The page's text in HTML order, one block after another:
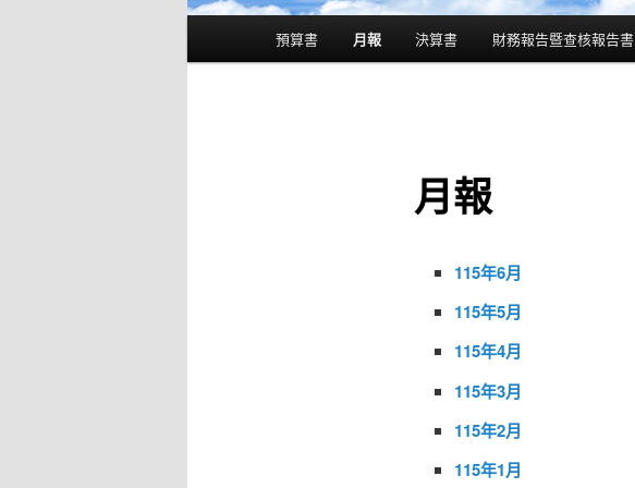
預算書 月報 決算書 財務報告暨查核報告書
月報
115年6月
115年5月
115年4月
115年3月
115年2月
115年1月